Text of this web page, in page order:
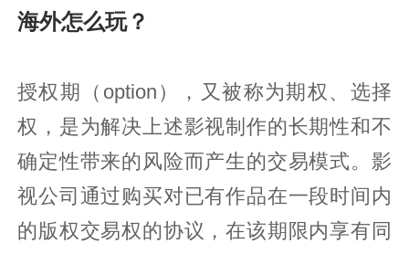
海外怎么玩？
授权期（option），又被称为期权、选择
权，是为解决上述影视制作的长期性和不
确定性带来的风险而产生的交易模式。影
视公司通过购买对已有作品在一段时间内
的版权交易权的协议，在该期限内享有同